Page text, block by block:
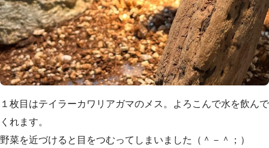
１枚目はテイラーカワリアガマのメス。よろこんで水を飲んで
くれます。
野菜を近づけると目をつむってしまいました（＾－＾；）